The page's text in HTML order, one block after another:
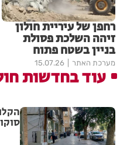
רחפן של עיריית חולון
זיהה השלכת פסולת
בניין בשטח פתוח
מערכת האתר 15.07.26
עוד בחדשות